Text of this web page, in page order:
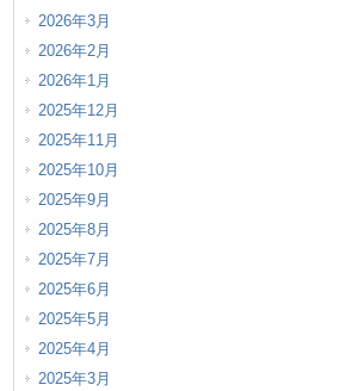
2026年3月
2026年2月
2026年1月
2025年12月
2025年11月
2025年10月
2025年9月
2025年8月
2025年7月
2025年6月
2025年5月
2025年4月
2025年3月